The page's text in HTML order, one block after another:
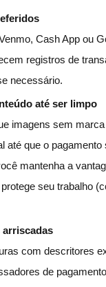
Cash App ou
registros de
necessário.
até ser limpo
imagens sem
até que o
mantenha a
seu trabalho
arriscadas
com descritores
de